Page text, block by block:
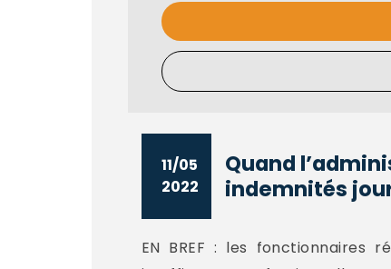
11/05
2022
Quand
indemnités
EN BREF : les fonctionnaires